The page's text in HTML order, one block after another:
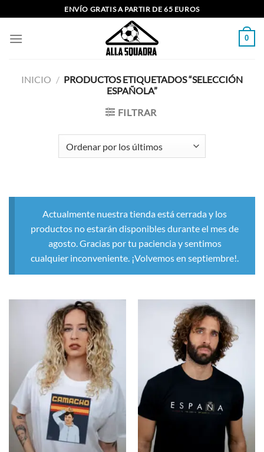
al
contenido
ENVÍO GRATIS A PARTIR DE 65 EUROS
0
INICIO / PRODUCTOS ETIQUETADOS “SELECCIÓN
ESPAÑOLA”
FILTRAR
Actualmente nuestra tienda está cerrada y los
productos no estarán disponibles durante el mes de
agosto. Gracias por tu paciencia y sentimos
cualquier inconveniente. ¡Volvemos en septiembre!.